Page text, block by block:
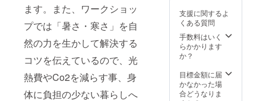
ます。また、ワークショッ
プでは「暑さ・寒さ」を自
然の力を生かして解決する
コツを伝えているので、光
熱費やCo2を減らす事、身
体に負担の少ない暮らしへ
場所を
増やす
可能性
があり
ます。
ス感染
症対策
の影響
間 ・当
社事務
所より
zoomで
接続を
す。 ・
ご参加
者に
ださ
い。
チン
[KUNIN
AKA]
https://
nfo/ ）
・木製
キット
支援に関するよ
くある質問
手数料はいく
らかかります
か？
目標金額に届
かなかった場
合どうなりま